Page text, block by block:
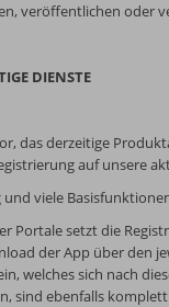
veröffentlichen oder
DIENSTE
das derzeitige
auf unsere
viele
Portale setzt die
der App über den
welches sich nach
sind ebenfalls